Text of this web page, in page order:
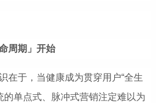
周期」开始
在于，当健康成为贯穿用户“全生
的单点式、脉冲式营销注定难以为